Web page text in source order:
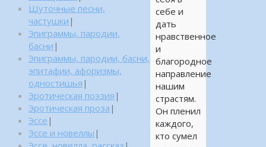
себе и
дать
нравственное
и
благородное
направление
нашим
страстям.
Он пленил
каждого,
кто сумел
Шуточные песни,
частушки |
Эпиграммы, пародии,
басни |
Эпиграммы, пародии, басни,
эпитафии, афоризмы,
одностишья |
Эротическая поэзия |
Эротическая проза |
Эссе |
Эссе и новеллы |